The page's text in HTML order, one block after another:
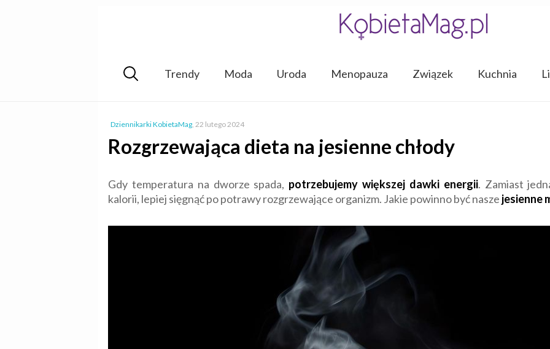
Trendy Moda Uroda Menopauza Związek Kuchnia
Dziennikarki KobietaMag, 22 lutego 2024
Rozgrzewająca dieta na jesienne chłody
Gdy temperatura na dworze spada, potrzebujemy większej dawki energii. Zamiast
kalorii, lepiej sięgnąć po potrawy rozgrzewające organizm. Jakie powinno być nasze jesienne